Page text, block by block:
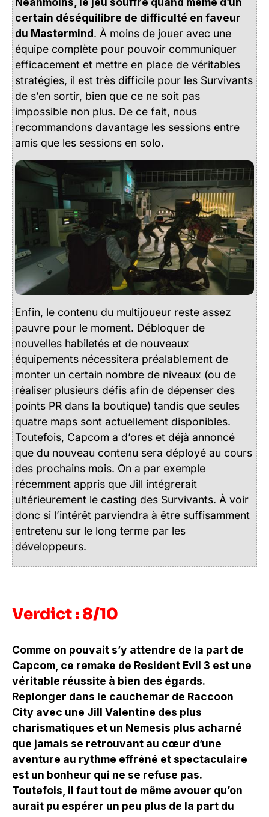
certain déséquilibre de difficulté en faveur
du Mastermind. À moins de jouer avec une
équipe complète pour pouvoir communiquer
efficacement et mettre en place de véritables
stratégies, il est très difficile pour les Survivants
de s’en sortir, bien que ce ne soit pas
impossible non plus. De ce fait, nous
recommandons davantage les sessions entre
amis que les sessions en solo.
Enfin, le contenu du multijoueur reste assez
pauvre pour le moment. Débloquer de
nouvelles habiletés et de nouveaux
équipements nécessitera préalablement de
monter un certain nombre de niveaux (ou de
réaliser plusieurs défis afin de dépenser des
points PR dans la boutique) tandis que seules
quatre maps sont actuellement disponibles.
Toutefois, Capcom a d’ores et déjà annoncé
que du nouveau contenu sera déployé au cours
des prochains mois. On a par exemple
récemment appris que Jill intégrerait
ultérieurement le casting des Survivants. À voir
donc si l’intérêt parviendra à être suffisamment
entretenu sur le long terme par les
développeurs.
Verdict : 8/10
Comme on pouvait s’y attendre de la part de
Capcom, ce remake de Resident Evil 3 est une
véritable réussite à bien des égards.
Replonger dans le cauchemar de Raccoon
City avec une Jill Valentine des plus
charismatiques et un Nemesis plus acharné
que jamais se retrouvant au cœur d’une
aventure au rythme effréné et spectaculaire
est un bonheur qui ne se refuse pas.
Toutefois, il faut tout de même avouer qu’on
aurait pu espérer un peu plus de la part du